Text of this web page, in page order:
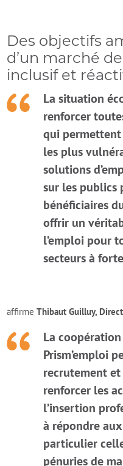
Des objectifs
d’un marché
inclusif et
La situation
renforcer
qui permettent
les plus
solutions
sur les publics
bénéficiaires
offrir un
l’emploi pour
secteurs à
affirmeThibaut Guilluy,
La
Prism’emploi
recrutement
renforcer les
l’insertion
à répondre
particulier
pénuries de